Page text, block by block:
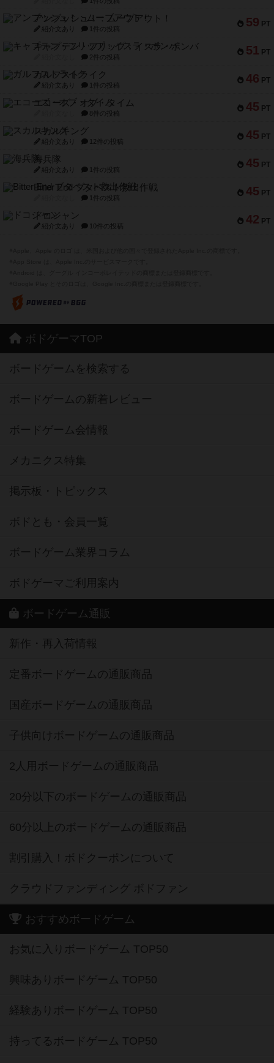
59 PT
アンブッシュ！：ムーブアウト！
紹介文あり 1件の投稿
51 PT
キャプテン・フリップ：イスラ・ボンバ
2件の投稿
46 PT
ガルフストライク
紹介文あり 1件の投稿
45 PT
エコーズ・オブ・タイム
8件の投稿
45 PT
スカルキング
紹介文あり 12件の投稿
45 PT
海兵隊
紹介文あり 1件の投稿
45 PT
Bitter End ブタペスト救出作戦
1件の投稿
42 PT
ドコジャン
紹介文あり 10件の投稿
ボドゲーマTOP
ボードゲームを検索する
ボードゲームの新着レビュー
ボードゲーム会情報
メカニクス特集
掲示板・トピックス
ボドとも・会員一覧
ボードゲーム業界コラム
ボドゲーマご利用案内
ボードゲーム通販
新作・再入荷情報
定番ボードゲームの通販商品
国産ボードゲームの通販商品
子供向けボードゲームの通販商品
2人用ボードゲームの通販商品
20分以下のボードゲームの通販商品
60分以上のボードゲームの通販商品
割引購入！ボドクーポンについて
クラウドファンディング ボドファン
おすすめボードゲーム
お気に入りボードゲーム TOP50
興味ありボードゲーム TOP50
経験ありボードゲーム TOP50
持ってるボードゲーム TOP50